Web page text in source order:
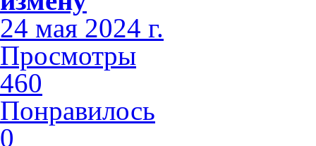
24 мая 2024 г.
Просмотры
460
Понравилось
0